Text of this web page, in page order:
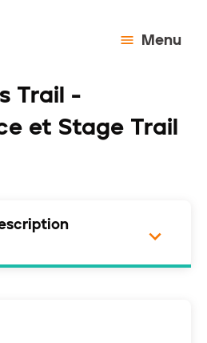
Menu
Trail -
et Stage Trail